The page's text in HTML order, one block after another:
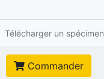
Télécharger un spécimen
Commander